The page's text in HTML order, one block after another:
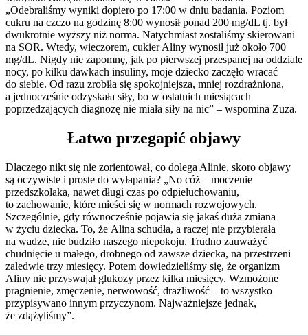
„Odebraliśmy wyniki dopiero po 17:00 w dniu badania. Poziom
cukru na czczo na godzinę 8:00 wynosił ponad 200 mg/dL tj. był
dwukrotnie wyższy niż norma. Natychmiast zostaliśmy skierowani
na SOR. Wtedy, wieczorem, cukier Aliny wynosił już około 700
mg/dL. Nigdy nie zapomnę, jak po pierwszej przespanej na oddziale
nocy, po kilku dawkach insuliny, moje dziecko zaczęło wracać
do siebie. Od razu zrobiła się spokojniejsza, mniej rozdrażniona,
a jednocześnie odzyskała siły, bo w ostatnich miesiącach
poprzedzających diagnozę nie miała siły na nic” – wspomina Zuza.
Łatwo przegapić objawy
Dlaczego nikt się nie zorientował, co dolega Alinie, skoro objawy
są oczywiste i proste do wyłapania? „No cóż – moczenie
przedszkolaka, nawet długi czas po odpieluchowaniu,
to zachowanie, które mieści się w normach rozwojowych.
Szczególnie, gdy równocześnie pojawia się jakaś duża zmiana
w życiu dziecka. To, że Alina schudła, a raczej nie przybierała
na wadze, nie budziło naszego niepokoju. Trudno zauważyć
chudnięcie u małego, drobnego od zawsze dziecka, na przestrzeni
zaledwie trzy miesięcy. Potem dowiedzieliśmy się, że organizm
Aliny nie przyswajał glukozy przez kilka miesięcy. Wzmożone
pragnienie, zmęczenie, nerwowość, drażliwość – to wszystko
przypisywano innym przyczynom. Najważniejsze jednak,
że zdążyliśmy”.